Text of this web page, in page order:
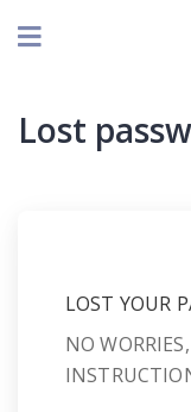
Lost
LOST YOUR
NO